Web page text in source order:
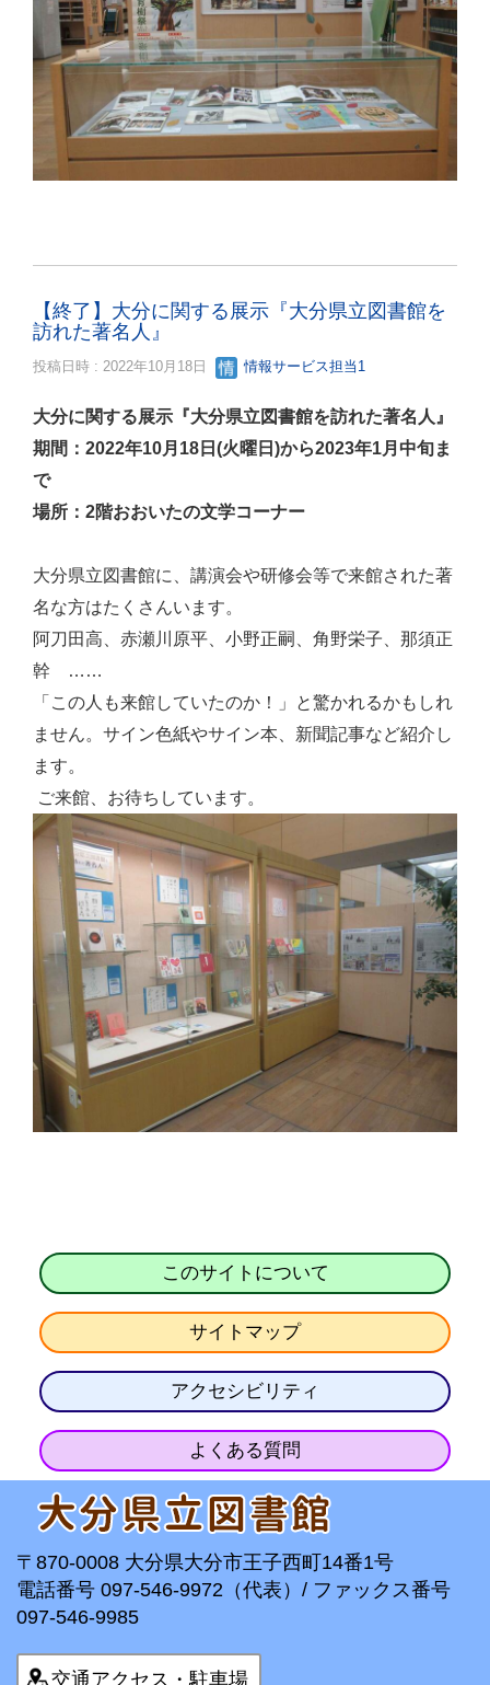
【終了】大分に関する展示『大分県立図書館を
訪れた著名人』
投稿日時 : 2022年10月18日 情報サービス担当1
大分に関する展示『大分県立図書館を訪れた著名人』
期間：2022年10月18日(火曜日)から2023年1月中旬ま
で
場所：2階おおいたの文学コーナー
大分県立図書館に、講演会や研修会等で来館された著
名な方はたくさんいます。
阿刀田高、赤瀬川原平、小野正嗣、角野栄子、那須正
幹 ……
「この人も来館していたのか！」と驚かれるかもしれ
ません。サイン色紙やサイン本、新聞記事など紹介し
ます。
ご来館、お待ちしています。
このサイトについて
サイトマップ
アクセシビリティ
よくある質問
〒870-0008 大分県大分市王子西町14番1号
電話番号 097-546-9972（代表）/ ファックス番号
097-546-9985
交通アクセス・駐車場